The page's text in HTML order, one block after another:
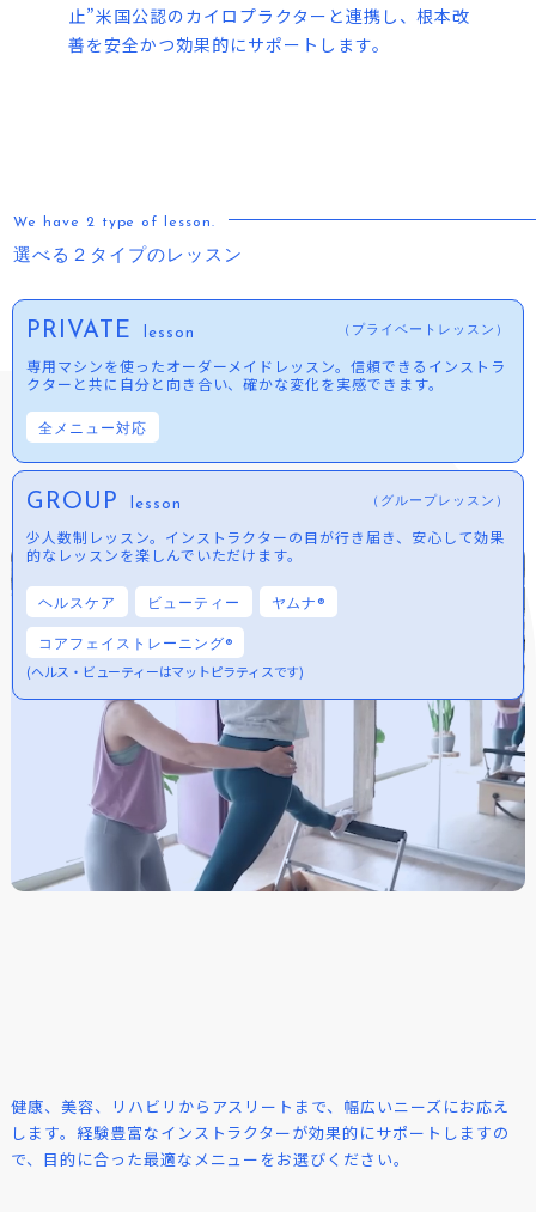
止”米国公認のカイロプラクターと連携し、根本改
善を安全かつ効果的にサポートします。
We have 2 type of lesson.
選べる２タイプの レッスン
PRIVATE lesson （プライベートレッスン）
専用マシンを使ったオーダーメイドレッスン。信頼できるインストラ
クターと共に自分と向き合い、確かな変化を実感できます。
全メニュー対応
GROUP lesson （グループレッスン）
少人数制レッスン。インストラクターの目が行き届き、安心して効果
的なレッスンを楽しんでいただけます。
ヘルスケア ビューティー ヤムナ®︎
コアフェイストレーニング®︎
(ヘルス・ビューティーはマットピラティスです)
健康、美容、リハビリからアスリートまで、幅広いニーズにお応え
します。経験豊富なインストラクターが効果的にサポートしますの
で、目的に合った最適なメニューをお選びください。